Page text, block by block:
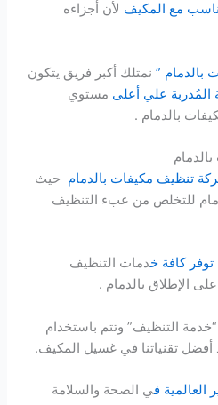
مع المكيف لأن أجزاءه
بالدمام ” نمتلك أكبر فريق يتكون
المُدربة علي أعلى مستوي
بالدمام .
تنظيف مكيفات بالدمام حيث
للتخلص من عبء التنظيف
توفر كافة خدمات التنظيف
الإطلاق بالدمام .
التنظيف” وتتم باستخدام
أفضل تقنياتنا في غسيل المكيف.
العالمية في الصحة والسلامة